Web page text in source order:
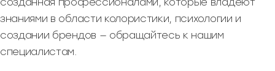
знаниями в области колористики, психологии и
создании брендов — обращайтесь к нашим
специалистам.